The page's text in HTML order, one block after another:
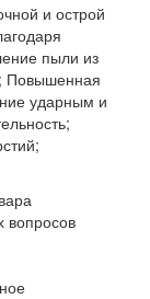
и острой
пыли из
Повышенная
ударным и
вопросов